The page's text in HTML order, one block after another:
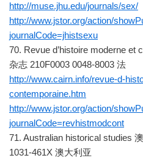
http://muse.jhu.edu/journals/sex/
http://www.jstor.org/action/
journalCode=jhistsexu
70. Revue d’histoire moderne et
杂志 210F0003 0048-8003 法
http://www.cairn.info/revue-d-
contemporaine.htm
http://www.jstor.org/action/
journalCode=revhistmodcont
71. Australian historical studies
1031-461X 澳大利亚